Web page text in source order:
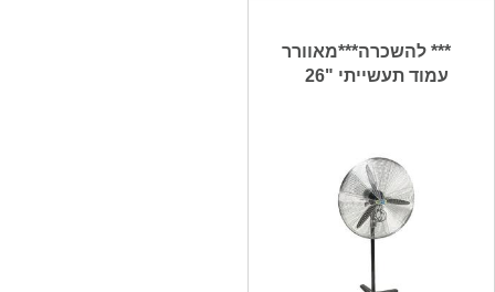
*** להשכרה***מאוורר
עמוד תעשייתי "26